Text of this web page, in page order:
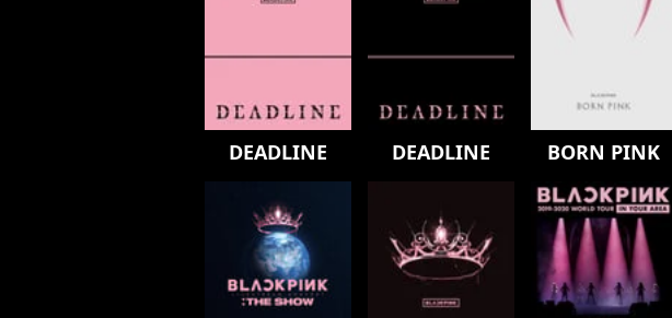
DEADLINE DEADLINE BORN PINK